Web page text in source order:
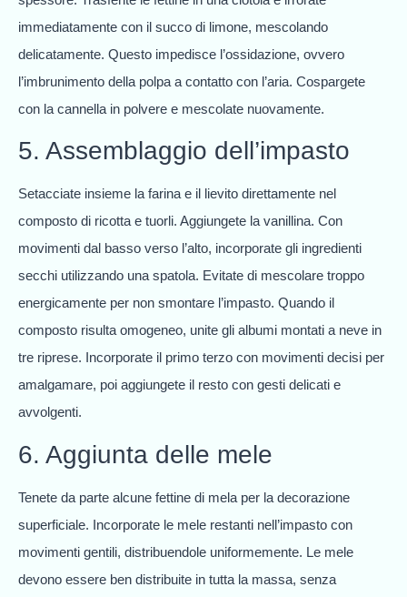
immediatamente con il succo di limone, mescolando
delicatamente. Questo impedisce l’ossidazione, ovvero
l’imbrunimento della polpa a contatto con l’aria. Cospargete
con la cannella in polvere e mescolate nuovamente.
5. Assemblaggio dell’impasto
Setacciate insieme la farina e il lievito direttamente nel
composto di ricotta e tuorli. Aggiungete la vanillina. Con
movimenti dal basso verso l’alto, incorporate gli ingredienti
secchi utilizzando una spatola. Evitate di mescolare troppo
energicamente per non smontare l’impasto. Quando il
composto risulta omogeneo, unite gli albumi montati a neve in
tre riprese. Incorporate il primo terzo con movimenti decisi per
amalgamare, poi aggiungete il resto con gesti delicati e
avvolgenti.
6. Aggiunta delle mele
Tenete da parte alcune fettine di mela per la decorazione
superficiale. Incorporate le mele restanti nell’impasto con
movimenti gentili, distribuendole uniformemente. Le mele
devono essere ben distribuite in tutta la massa, senza